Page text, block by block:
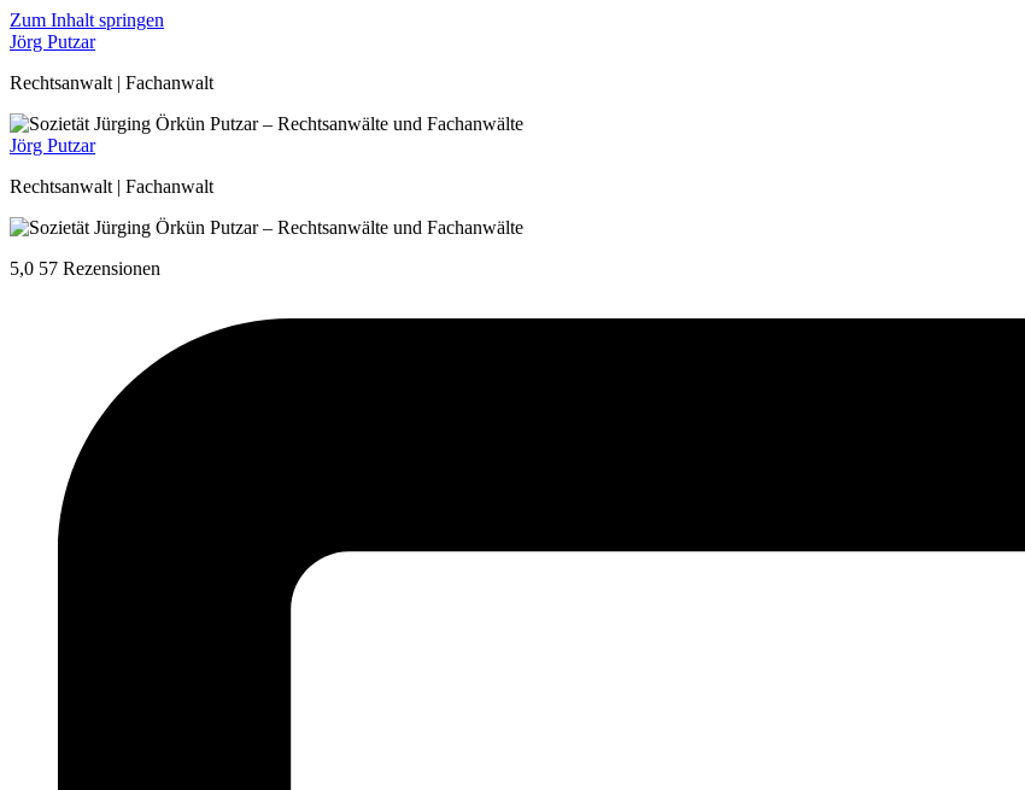
Zum Inhalt springen
Jörg Putzar
Rechtsanwalt | Fachanwalt
Jörg Putzar
Rechtsanwalt | Fachanwalt
5,0 57 Rezensionen